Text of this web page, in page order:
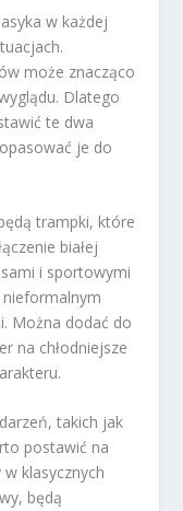
w każdej
może znacząco
Dlatego
te dwa
je do
trampki, które
białej
i sportowymi
Można dodać do
na chłodniejsze
takich jak
postawić na
klasycznych
będą